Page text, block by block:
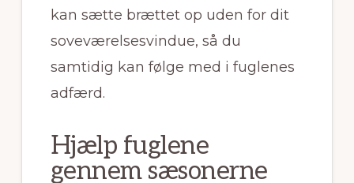
kan sætte brættet op uden for dit
soveværelsesvindue, så du
samtidig kan følge med i fuglenes
adfærd.
Hjælp fuglene
gennem sæsonerne